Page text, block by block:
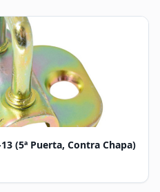
(5ª Puerta, Contra Chapa)